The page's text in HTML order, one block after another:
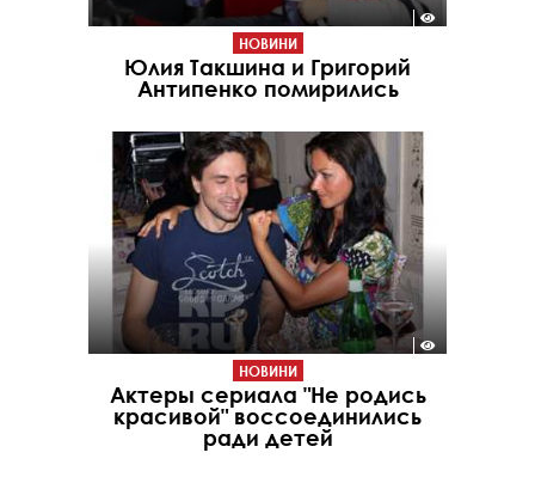
НОВИНИ
Юлия Такшина и Григорий
Антипенко помирились
НОВИНИ
Актеры сериала "Не родись
красивой" воссоединились
ради детей